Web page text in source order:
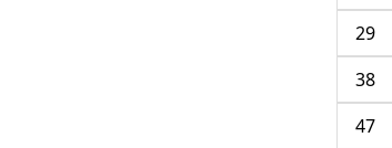
29
38
47